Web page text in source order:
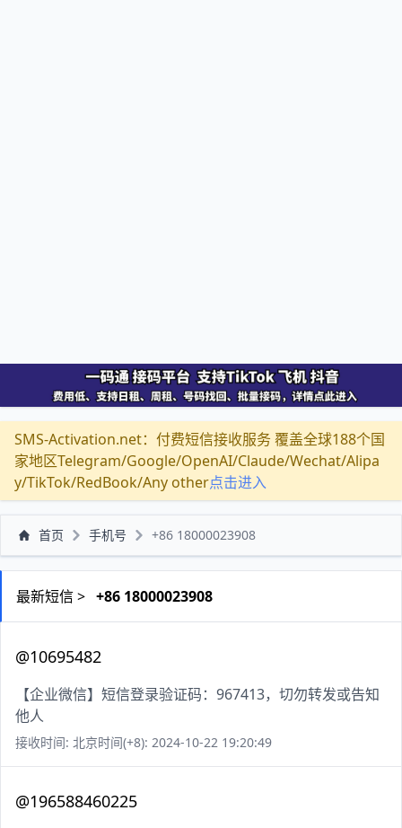
SMS-Activation.net：付费短信接收服务 覆盖全球188个国
家地区Telegram/Google/OpenAI/Claude/Wechat/Alipa
y/TikTok/RedBook/Any other点击进入
首页 手机号 +86 18000023908
最新短信 > +86 18000023908
@10695482
【企业微信】短信登录验证码：967413，切勿转发或告知
他人
接收时间: 北京时间(+8): 2024-10-22 19:20:49
@196588460225